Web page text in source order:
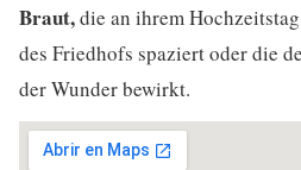
Braut,die an ihrem
des Friedhofs spaziert oder die
der Wunder bewirkt.